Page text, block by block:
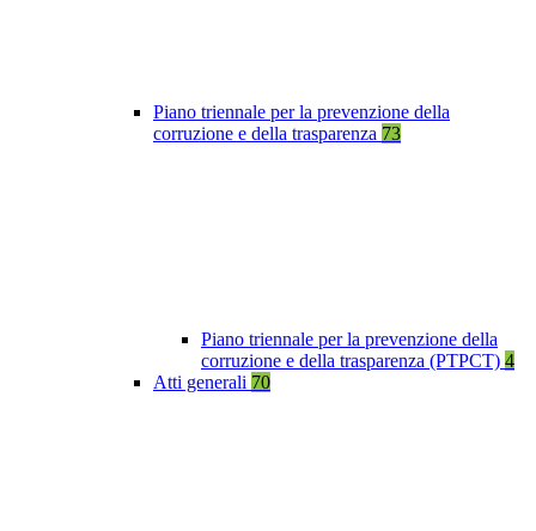
Piano triennale per la prevenzione della
corruzione e della trasparenza 73
Piano triennale per la prevenzione della
corruzione e della trasparenza (PTPCT) 4
Atti generali 70